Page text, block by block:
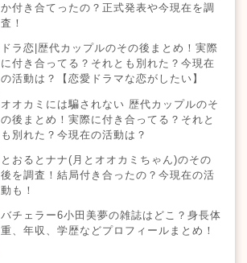
か付き合てったの？正式発表や今現在を調
査！
ドラ恋|歴代カップルのその後まとめ！実際
に付き合ってる？それとも別れた？今現在
の活動は？【恋愛ドラマな恋がしたい】
オオカミには騙されない 歴代カップルのそ
の後まとめ！実際に付き合ってる？それと
も別れた？今現在の活動は？
とおるとナナ(月とオオカミちゃん)のその
後を調査！結局付き合ったの？今現在の活
動も！
バチェラー6小田美夢の雑誌はどこ？身長体
重、年収、学歴などプロフィールまとめ！